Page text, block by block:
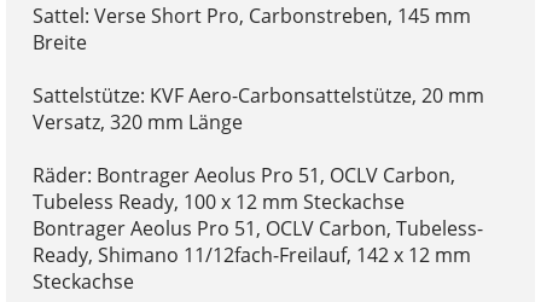
Sattel: Verse Short Pro, Carbonstreben, 145 mm
Breite
Sattelstütze: KVF Aero-Carbonsattelstütze, 20 mm
Versatz, 320 mm Länge
Räder: Bontrager Aeolus Pro 51, OCLV Carbon,
Tubeless Ready, 100 x 12 mm Steckachse
Bontrager Aeolus Pro 51, OCLV Carbon, Tubeless-
Ready, Shimano 11/12fach-Freilauf, 142 x 12 mm
Steckachse